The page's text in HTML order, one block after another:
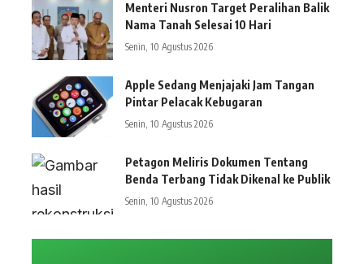
Menteri Nusron Target Peralihan Balik
Nama Tanah Selesai 10 Hari
Senin, 10 Agustus 2026
Apple Sedang Menjajaki Jam Tangan
Pintar Pelacak Kebugaran
Senin, 10 Agustus 2026
Petagon Meliris Dokumen Tentang
Benda Terbang Tidak Dikenal ke Publik
Senin, 10 Agustus 2026